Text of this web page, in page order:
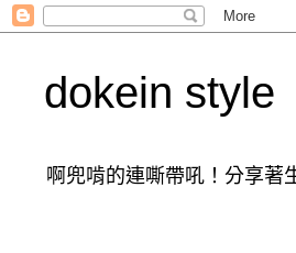
dokein style
啊兜啃的連嘶帶吼！分享著